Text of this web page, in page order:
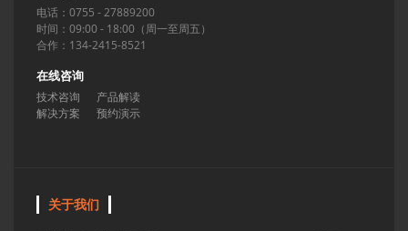
电话：0755 - 27889200
时间：09:00 - 18:00（周一至周五）
合作：134-2415-8521
在线咨询
技术咨询
产品解读
解决方案
预约演示
关于我们